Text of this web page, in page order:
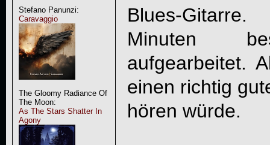
Stefano Panunzi:
Caravaggio
The Gloomy Radiance Of
The Moon:
As The Stars Shatter In
Agony
Blues-
Minuten
aufgearbeitet.
einen richtig
hören würde.